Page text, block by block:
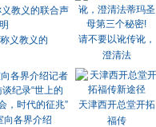
义教义的
请不要以讹传讹，
澄清法
向各界介绍
天津西开总堂开拓
福传